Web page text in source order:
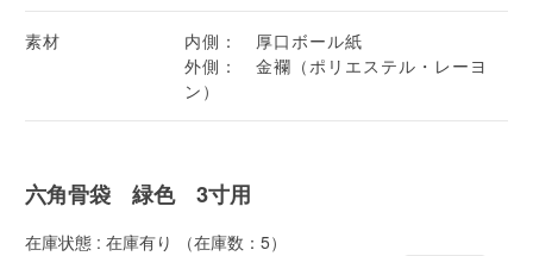
素材
内側： 厚口ボール紙
外側： 金襴（ポリエステル・レーヨ
ン）
六角骨袋 緑色 3寸用
在庫状態 : 在庫有り （在庫数：5）